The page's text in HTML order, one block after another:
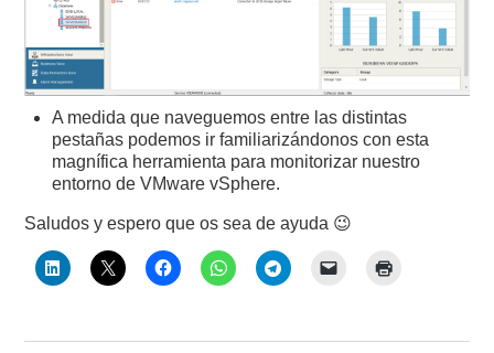
A medida que naveguemos entre las distintas
pestañas podemos ir familiarizándonos con esta
magnífica herramienta para monitorizar nuestro
entorno de VMware vSphere.
Saludos y espero que os sea de ayuda 😉